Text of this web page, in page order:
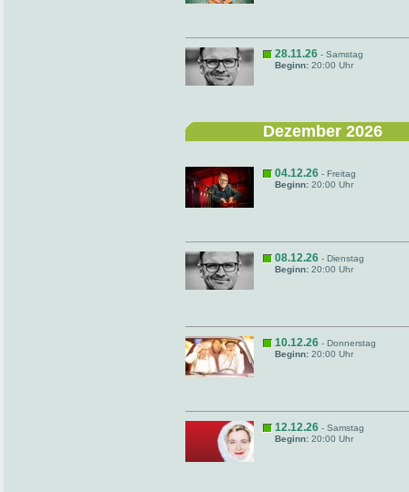
28.11.26 - Samstag
Beginn: 20:00 Uhr
Dezember 2026
04.12.26 - Freitag
Beginn: 20:00 Uhr
08.12.26 - Dienstag
Beginn: 20:00 Uhr
10.12.26 - Donnerstag
Beginn: 20:00 Uhr
12.12.26 - Samstag
Beginn: 20:00 Uhr